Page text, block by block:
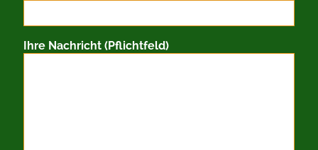
Ihre Nachricht (Pflichtfeld)